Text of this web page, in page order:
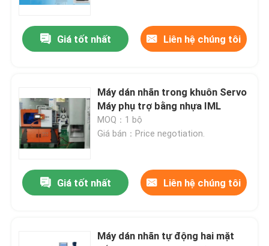
Máy thổi khuôn tốc độ cao
Đúc đùn liên tục
Máy thổi khuôn đôi trạm
Khuôn đúc thổi
Máy thổi hoàn toàn bằng điện
Giá tốt nhất Liên hệ chúng tôi
Máy dán nhãn trong khuôn Servo
Máy phụ trợ bằng nhựa IML
MOQ：1 bộ
Giá bán：Price negotiation.
Giá tốt nhất Liên hệ chúng tôi
Máy dán nhãn tự động hai mặt